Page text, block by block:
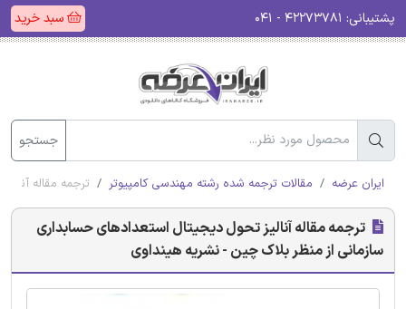
پشتیبانی: سبد خرید
جستجو
ایران عرضه مقالات ترجمه شده رشته مهندسی کامپیوتر ترجمه مقاله
ترجمه مقاله آنالیز تحول دیجیتال استعدادهای حسابداری
سازمانی از منظر بلاک چین - نشریه هینداوی